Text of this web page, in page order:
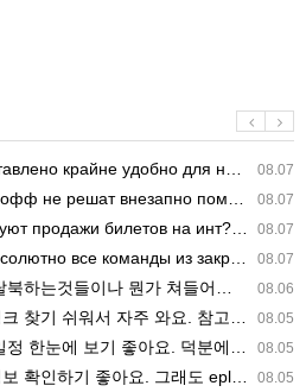
08.07
крайне удобно для нашего часово…
08.07
внезапно поменять. https:/…
08.07
билетов на инт? https://g…
08.07
все команды из закрытых квали…
08.06
는 낌새를 미리 알아차리기 위함이지 저걸 전쟁준비라고 하…
08.05
참고로 무료스포츠중계 정보 확인할 때 출처 꼭 체크해요.…
08.05
. 덕분에 epl중계 볼 때 공식 중계 채널 먼저 찾아봐요. …
08.05
도 epl중계 볼 때 공식 중계 채널 먼저 찾아봐요. 북마크…